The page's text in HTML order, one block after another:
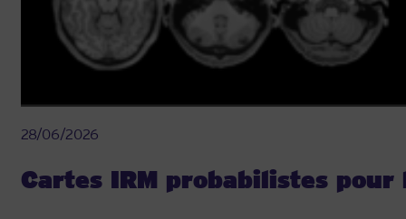
28/06/2026
Cartes IRM probabilistes